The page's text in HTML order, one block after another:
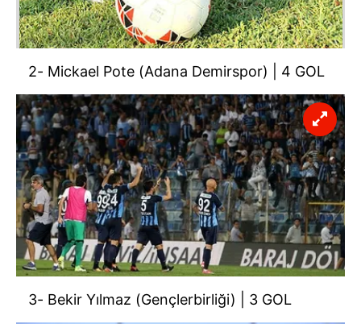
2- Mickael Pote (Adana Demirspor) | 4 GOL
3- Bekir Yılmaz (Gençlerbirliği) | 3 GOL